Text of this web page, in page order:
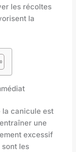
les récoltes
la
la canicule est
une
excessif
les